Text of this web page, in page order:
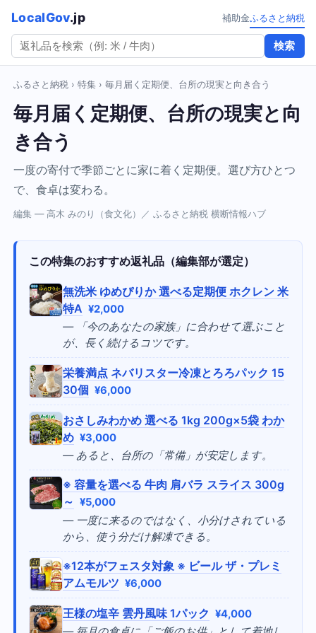
LocalGov.jp
検索
補助金ふるさと納税
ふるさと納税 ›特集 › 毎月届く定期便、台所の現実と向き合う
毎月届く定期便、台所の現実と向
き合う
一度の寄付で季節ごとに家に着く定期便。選び方ひとつ
で、食卓は変わる。
編集 — 高木 みのり（食文化）／ ふるさと納税 横断情報ハブ
この特集のおすすめ返礼品（編集部が選定）
無洗米 ゆめぴりか 選べる定期便 ホクレン 米
特A ¥2,000
— 「今のあなたの家族」に合わせて選ぶこと
が、長く続けるコツです。
栄養満点 ネバリスター冷凍とろろパック 15
30個 ¥6,000
おさしみわかめ 選べる 1kg 200g×5袋 わか
め ¥3,000
— あると、台所の「常備」が安定します。
※ 容量を選べる 牛肉 肩バラ スライス 300g
～ ¥5,000
— 一度に来るのではなく、小分けされている
から、使う分だけ解凍できる。
※12本がフェスタ対象 ※ ビール ザ・プレミ
アムモルツ ¥6,000
王様の塩辛 雲丹風味 1パック ¥4,000